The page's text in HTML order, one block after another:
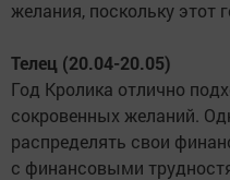
желания, поскольку этот
Телец (20.04-20.05)
Год Кролика отлично
сокровенных желаний.
распределять свои
с финансовыми